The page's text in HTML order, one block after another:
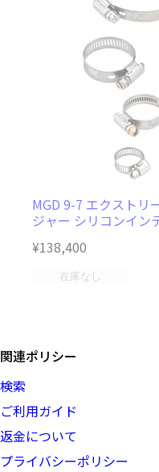
MGD 9-7 エクストリ
ジャー シリコンイン
¥138,400
在庫なし
関連ポリシー
検索
ご利用ガイド
返金について
プライバシーポリシー